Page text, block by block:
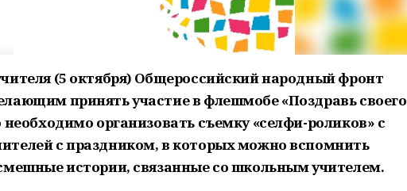
(5 октября) Общероссийский народный фронт
принять участие в флешмобе «Поздравь своего
необходимо организовать съемку «селфи-роликов» с
с праздником, в которых можно вспомнить
истории, связанные со школьным учителем.